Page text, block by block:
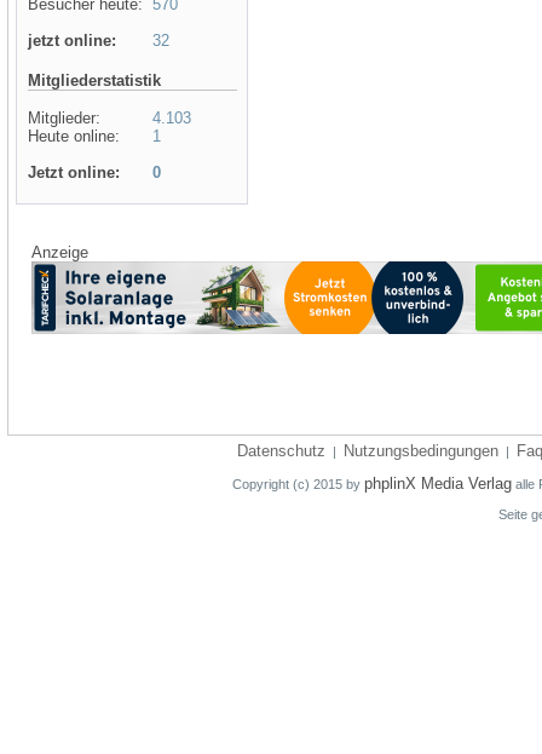
Besucher heute:
jetzt online:
570
32
Mitgliederstatistik
Mitglieder:
Heute online:
4.103
1
Jetzt online:
0
Anzeige
Datenschutz | Nutzungsbedingungen | Faq
Copyright (c) 2015 by phplinX Media Verlag alle
Seite